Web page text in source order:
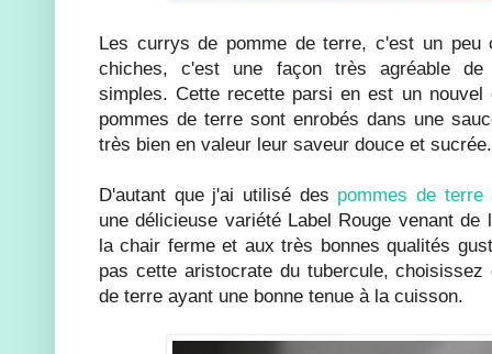
Les currys de pomme de terre, c'est un peu
chiches, c'est une façon très agréable de
simples. Cette recette parsi en est un nouvel
pommes de terre sont enrobés dans une
très bien en valeur leur saveur douce et sucrée.
D'autant que j'ai utilisé des pommes de terre
une délicieuse variété Label Rouge venant de
la chair ferme et aux très bonnes qualités
pas cette aristocrate du tubercule, choisissez
de terre ayant une bonne tenue à la cuisson.